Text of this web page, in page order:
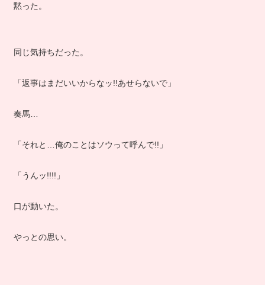
黙った。
同じ気持ちだった。
「返事はまだいいからなッ!!あせらないで」
奏馬…
「それと…俺のことはソウって呼んで!!」
「うんッ!!!!」
口が動いた。
やっとの思い。